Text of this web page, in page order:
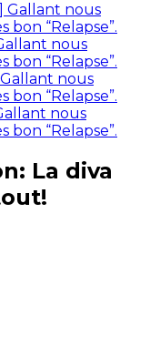
Gallant nous
“Relapse”.
nous
“Relapse”.
nous
“Relapse”.
nous
“Relapse”.
La diva